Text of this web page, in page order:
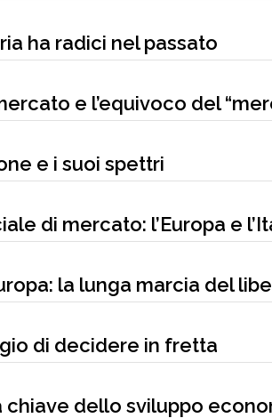
ha radici nel passato
e l’equivoco del
e i suoi spettri
di mercato: l’Europa e
la lunga marcia del
di decidere in fretta
chiave dello sviluppo